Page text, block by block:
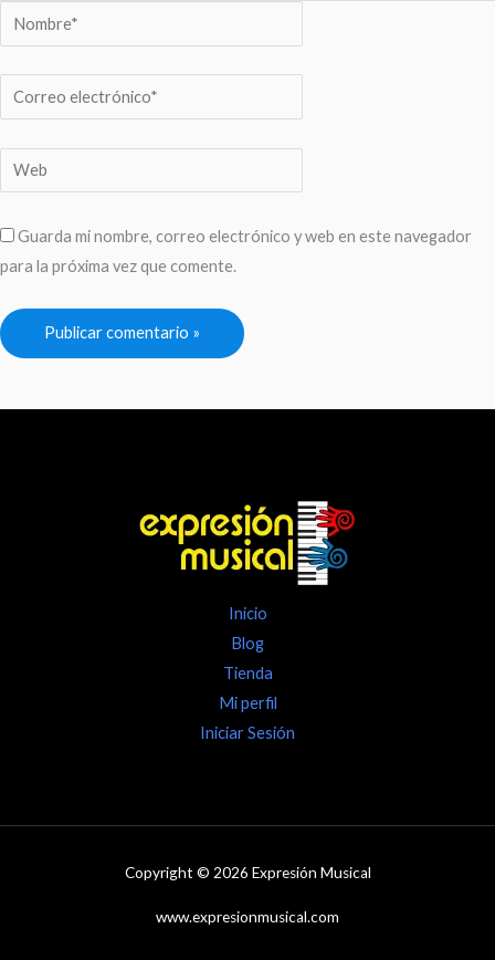
Nombre*
Correo
electrónico*
Web
Guarda mi nombre, correo electrónico y web en este navegador
para la próxima vez que comente.
Inicio
Blog
Tienda
Mi perfil
Iniciar Sesión
Copyright © 2026 Expresión Musical
www.expresionmusical.com